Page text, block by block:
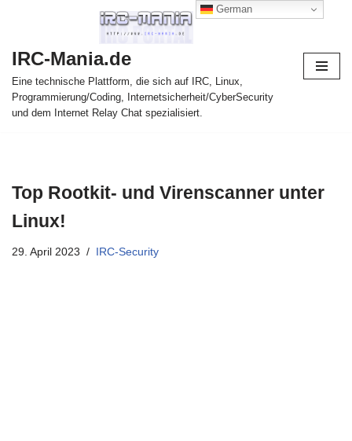
Inhalt
springen
IRC-Mania.de
Eine technische Plattform, die sich auf IRC, Linux,
Programmierung/Coding, Internetsicherheit/CyberSecurity
und dem Internet Relay Chat spezialisiert.
Top Rootkit- und Virenscanner unter
Linux!
29. April 2023 IRC-Security
German